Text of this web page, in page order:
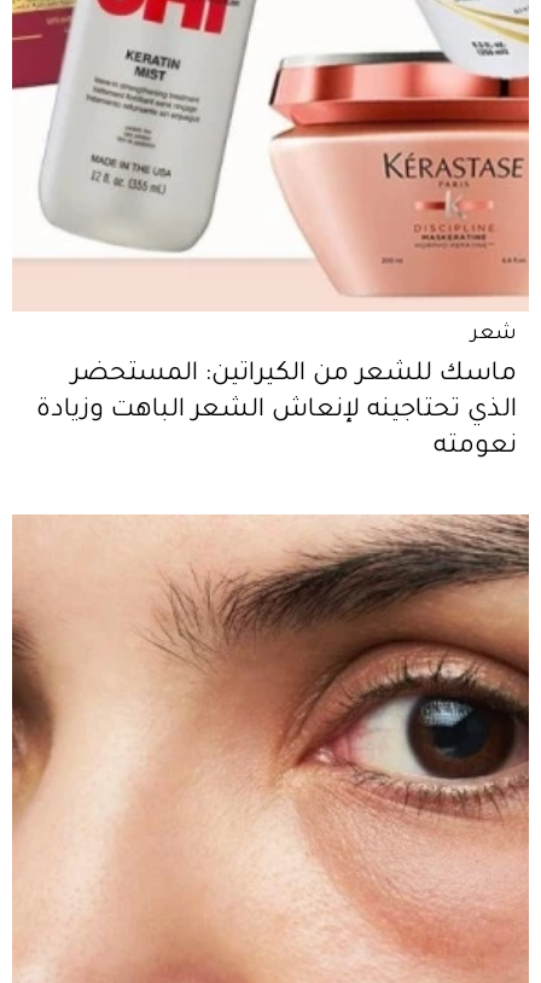
شعر
ماسك للشعر من الكيراتين: المستحضر
الذي تحتاجينه لإنعاش الشعر الباهت وزيادة
نعومته